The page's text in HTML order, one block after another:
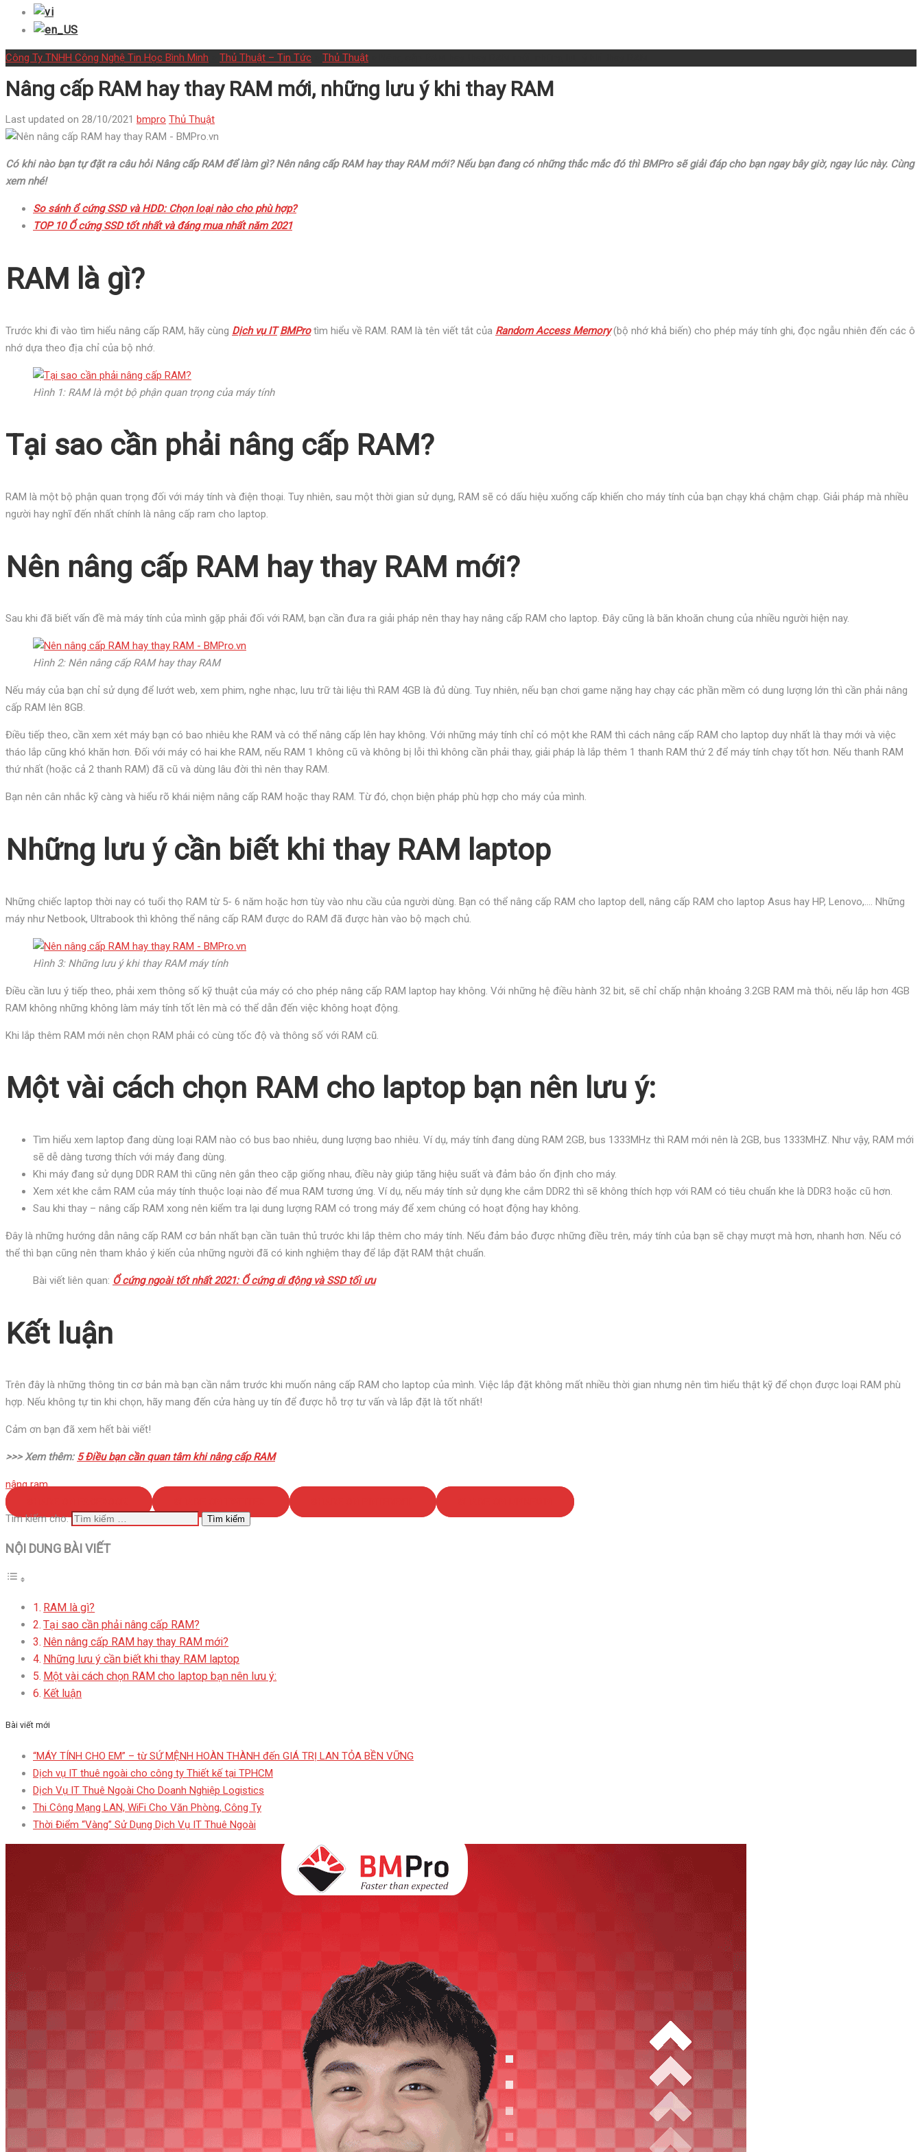
Công Ty TNHH Công Nghệ Tin Học Bình Minh Thủ Thuật – Tin Tức Thủ Thuật
Nâng cấp RAM hay thay RAM mới, những lưu ý khi thay RAM
Last updated on 28/10/2021 bmpro Thủ Thuật
Có khi nào bạn tự đặt ra câu hỏi Nâng cấp RAM để làm gì? Nên nâng cấp RAM hay thay RAM mới? Nếu bạn đang có những thắc mắc đó thì BMPro sẽ giải đáp cho bạn ngay bây giờ, ngay lúc này. Cùng
xem nhé!
So sánh ổ cứng SSD và HDD: Chọn loại nào cho phù hợp?
TOP 10 Ổ cứng SSD tốt nhất và đáng mua nhất năm 2021
RAM là gì?
Trước khi đi vào tìm hiểu nâng cấp RAM, hãy cùng Dịch vụ IT BMProtìm hiểu về RAM. RAM là tên viết tắt của Random Access Memory(bộ nhớ khả biến) cho phép máy tính ghi, đọc ngẫu nhiên đến các ô
nhớ dựa theo địa chỉ của bộ nhớ.
Hình 1: RAM là một bộ phận quan trọng của máy tính
Tại sao cần phải nâng cấp RAM?
RAM là một bộ phận quan trọng đối với máy tính và điện thoại. Tuy nhiên, sau một thời gian sử dụng, RAM sẽ có dấu hiệu xuống cấp khiến cho máy tính của bạn chạy khá chậm chạp. Giải pháp mà nhiều
người hay nghĩ đến nhất chính là nâng cấp ram cho laptop.
Nên nâng cấp RAM hay thay RAM mới?
Sau khi đã biết vấn đề mà máy tính của mình gặp phải đối với RAM, bạn cần đưa ra giải pháp nên thay hay nâng cấp RAM cho laptop. Đây cũng là băn khoăn chung của nhiều người hiện nay.
Hình 2: Nên nâng cấp RAM hay thay RAM
Nếu máy của bạn chỉ sử dụng để lướt web, xem phim, nghe nhạc, lưu trữ tài liệu thì RAM 4GB là đủ dùng. Tuy nhiên, nếu bạn chơi game nặng hay chạy các phần mềm có dung lượng lớn thì cần phải nâng
cấp RAM lên 8GB.
Điều tiếp theo, cần xem xét máy bạn có bao nhiêu khe RAM và có thể nâng cấp lên hay không. Với những máy tính chỉ có một khe RAM thì cách nâng cấp RAM cho laptop duy nhất là thay mới và việc
tháo lắp cũng khó khăn hơn. Đối với máy có hai khe RAM, nếu RAM 1 không cũ và không bị lỗi thì không cần phải thay, giải pháp là lắp thêm 1 thanh RAM thứ 2 để máy tính chạy tốt hơn. Nếu thanh RAM
thứ nhất (hoặc cả 2 thanh RAM) đã cũ và dùng lâu đời thì nên thay RAM.
Bạn nên cân nhắc kỹ càng và hiểu rõ khái niệm nâng cấp RAM hoặc thay RAM. Từ đó, chọn biện pháp phù hợp cho máy của mình.
Những lưu ý cần biết khi thay RAM laptop
Những chiếc laptop thời nay có tuổi thọ RAM từ 5- 6 năm hoặc hơn tùy vào nhu cầu của người dùng. Bạn có thể nâng cấp RAM cho laptop dell, nâng cấp RAM cho laptop Asus hay HP, Lenovo,…. Những
máy như Netbook, Ultrabook thì không thể nâng cấp RAM được do RAM đã được hàn vào bộ mạch chủ.
Hình 3: Những lưu ý khi thay RAM máy tính
Điều cần lưu ý tiếp theo, phải xem thông số kỹ thuật của máy có cho phép nâng cấp RAM laptop hay không. Với những hệ điều hành 32 bit, sẽ chỉ chấp nhận khoảng 3.2GB RAM mà thôi, nếu lắp hơn 4GB
RAM không những không làm máy tính tốt lên mà có thể dẫn đến việc không hoạt động.
Khi lắp thêm RAM mới nên chọn RAM phải có cùng tốc độ và thông số với RAM cũ.
Một vài cách chọn RAM cho laptop bạn nên lưu ý:
Tìm hiểu xem laptop đang dùng loại RAM nào có bus bao nhiêu, dung lượng bao nhiêu. Ví dụ, máy tính đang dùng RAM 2GB, bus 1333MHz thì RAM mới nên là 2GB, bus 1333MHZ. Như vậy, RAM mới
sẽ dễ dàng tương thích với máy đang dùng.
Khi máy đang sử dụng DDR RAM thì cũng nên gắn theo cặp giống nhau, điều này giúp tăng hiệu suất và đảm bảo ổn định cho máy.
Xem xét khe cắm RAM của máy tính thuộc loại nào để mua RAM tương ứng. Ví dụ, nếu máy tính sử dụng khe cắm DDR2 thì sẽ không thích hợp với RAM có tiêu chuẩn khe là DDR3 hoặc cũ hơn.
Sau khi thay – nâng cấp RAM xong nên kiểm tra lại dung lượng RAM có trong máy để xem chúng có hoạt động hay không.
Đây là những hướng dẫn nâng cấp RAM cơ bản nhất bạn cần tuân thủ trước khi lắp thêm cho máy tính. Nếu đảm bảo được những điều trên, máy tính của bạn sẽ chạy mượt mà hơn, nhanh hơn. Nếu có
thể thì bạn cũng nên tham khảo ý kiến của những người đã có kinh nghiệm thay để lắp đặt RAM thật chuẩn.
Bài viết liên quan: Ổ cứng ngoài tốt nhất 2021: Ổ cứng di động và SSD tối ưu
Kết luận
Trên đây là những thông tin cơ bản mà bạn cần nắm trước khi muốn nâng cấp RAM cho laptop của mình. Việc lắp đặt không mất nhiều thời gian nhưng nên tìm hiểu thật kỹ để chọn được loại RAM phù
hợp. Nếu không tự tin khi chọn, hãy mang đến cửa hàng uy tín để được hỗ trợ tư vấn và lắp đặt là tốt nhất!
Cảm ơn bạn đã xem hết bài viết!
>>> Xem thêm: 5 Điều bạn cần quan tâm khi nâng cấp RAM
nâng ram
Tìm kiếm cho:
NỘI DUNG BÀI VIẾT
RAM là gì?
Tại sao cần phải nâng cấp RAM?
Nên nâng cấp RAM hay thay RAM mới?
Những lưu ý cần biết khi thay RAM laptop
Một vài cách chọn RAM cho laptop bạn nên lưu ý:
Kết luận
Bài viết mới
“MÁY TÍNH CHO EM” – từ SỨ MỆNH HOÀN THÀNH đến GIÁ TRỊ LAN TỎA BỀN VỮNG
Dịch vụ IT thuê ngoài cho công ty Thiết kế tại TPHCM
Dịch Vụ IT Thuê Ngoài Cho Doanh Nghiệp Logistics
Thi Công Mạng LAN, WiFi Cho Văn Phòng, Công Ty
Thời Điểm “Vàng” Sử Dụng Dịch Vụ IT Thuê Ngoài